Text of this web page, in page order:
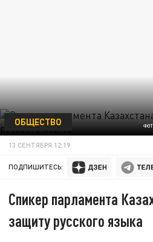
ОБЩЕСТВО
13 СЕНТЯБРЯ 12:19
ПОДПИШИТЕСЬ:
Спикер парламента
защиту русского языка